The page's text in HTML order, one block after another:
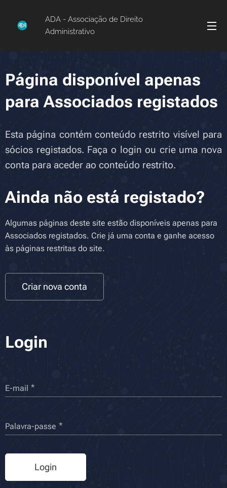
ADA - Associação de Direito
Administrativo
Página disponível apenas
para Associados registados
Esta página contém conteúdo restrito visível para
sócios registados. Faça o login ou crie uma nova
conta para aceder ao conteúdo restrito.
Ainda não está registado?
Algumas páginas deste site estão disponíveis apenas para
Associados registados. Crie já uma conta e ganhe acesso
às páginas restritas do site.
Criar nova conta
Login
E-mail
Palavra-passe
Login